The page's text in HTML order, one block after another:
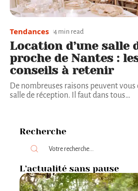
Tendances 4 min read
Location d’une salle
proche de Nantes :
conseils à retenir
De nombreuses raisons peuvent
salle de réception. Il faut dans tous…
Recherche
L’actualité sans pause